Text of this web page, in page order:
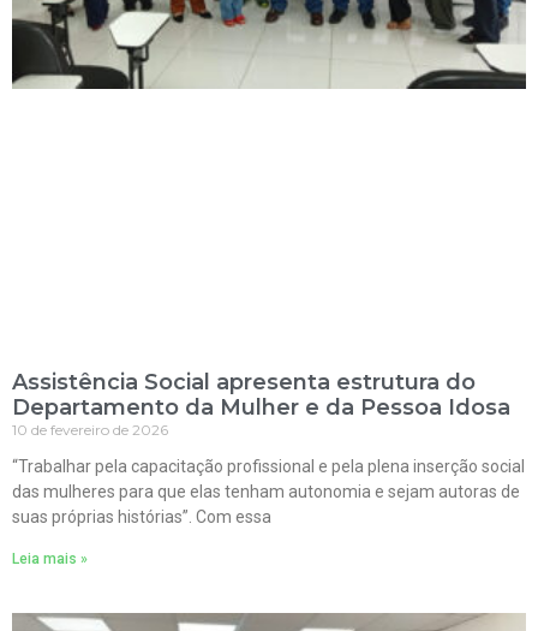
Assistência Social apresenta estrutura do
Departamento da Mulher e da Pessoa Idosa
10 de fevereiro de 2026
“Trabalhar pela capacitação profissional e pela plena inserção social
das mulheres para que elas tenham autonomia e sejam autoras de
suas próprias histórias”. Com essa
Leia mais »